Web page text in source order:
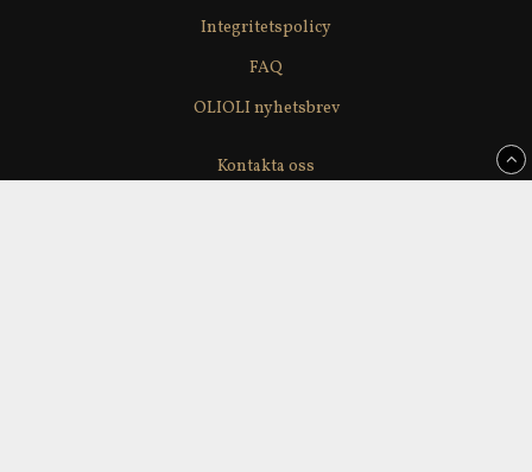
Integritetspolicy
FAQ
OLIOLI nyhetsbrev
Kontakta oss